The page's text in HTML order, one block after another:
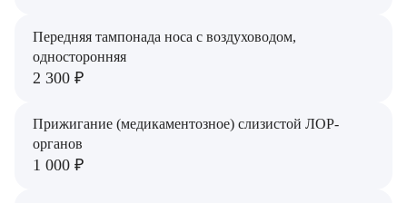
Передняя тампонада носа с воздуховодом,
односторонняя
2 300 ₽
Прижигание (медикаментозное) слизистой ЛОР-
органов
1 000 ₽
Богаевская Марина Викторовна
Брецер Светлана Александровна
Буряк Полина Николаевна